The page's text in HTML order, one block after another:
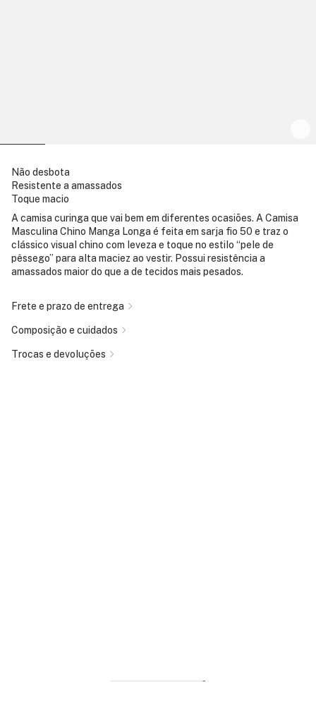
Não desbota
Resistente a amassados
Toque macio
A camisa curinga que vai bem em diferentes ocasiões. A Camisa
Masculina Chino Manga Longa é feita em sarja fio 50 e traz o
clássico visual chino com leveza e toque no estilo “pele de
pêssego” para alta maciez ao vestir. Possui resistência a
amassados maior do que a de tecidos mais pesados.
Frete e prazo de entrega
Composição e cuidados
Trocas e devoluções